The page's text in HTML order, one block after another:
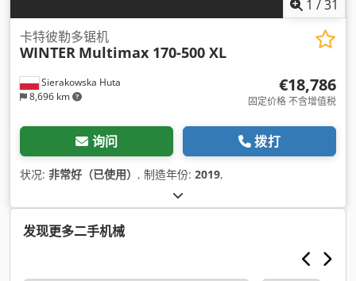
1 /31
Sierakowska Huta
8,696 km
卡特彼勒多锯机
WINTER Multimax 170-500 XL
€18,786
固定价格 不含增值税
询问 拨打
状况: 非常好（已使用） , 制造年份: 2019,
发现更多二手机械